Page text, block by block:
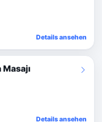
Details ansehen
Details ansehen